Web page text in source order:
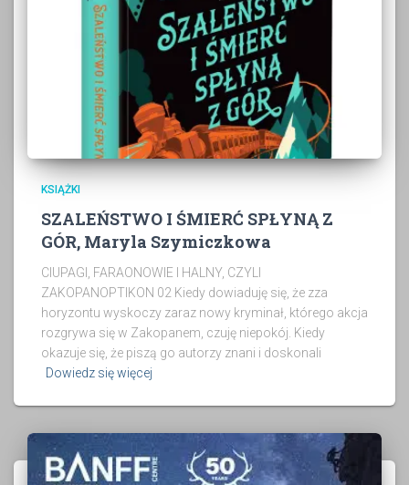
KSIĄŻKI
SZALEŃSTWO I ŚMIERĆ SPŁYNĄ Z
GÓR, Maryla Szymiczkowa
CIUPAGI, FARAONOWIE I HALNY, CZYLI
ZAKOPANOPTIKON 02 Kiedy dowiaduję się, że zza
horyzontu wyskoczy zaraz nowy kryminał, którego akcja
rozgrywa się w Zakopanem, czuję niepokój. Kiedy
okazuje się, że piszą go autorzy znani i doskonali
Dowiedz się więcej